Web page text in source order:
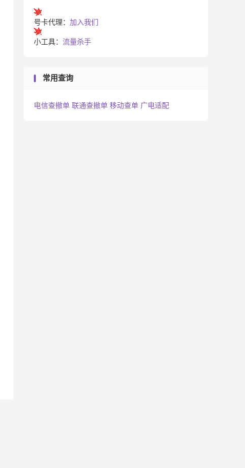
号卡代理： 加入我们
小工具： 流量杀手
常用查询
电信查撤单 联通查撤单 移动查单 广电适配